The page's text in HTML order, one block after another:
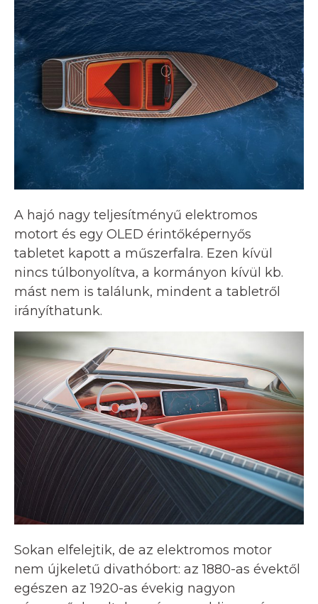
A hajó nagy teljesítményű elektromos
motort és egy OLED érintőképernyős
tabletet kapott a műszerfalra. Ezen kívül
nincs túlbonyolítva, a kormányon kívül kb.
mást nem is találunk, mindent a tabletről
irányíthatunk.
Sokan elfelejtik, de az elektromos motor
nem újkeletű divathóbort: az 1880-as évektől
egészen az 1920-as évekig nagyon